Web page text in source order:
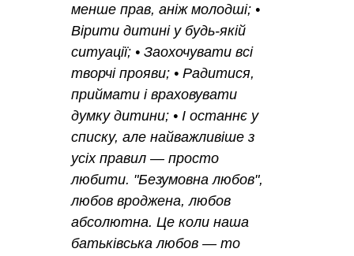
менше прав, аніж молодші; •
Вірити дитині у будь-якій
ситуації; • Заохочувати всі
творчі прояви; • Радитися,
приймати і враховувати
думку дитини; • І останнє у
списку, але найважливіше з
усіх правил — просто
любити. "Безумовна любов",
любов вроджена, любов
абсолютна. Це коли наша
батьківська любов — то